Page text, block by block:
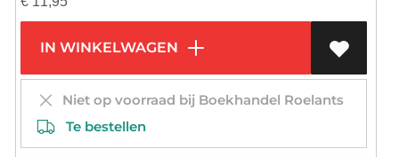
IN WINKELWAGEN
Niet op voorraad bij Boekhandel Roelants
Te bestellen